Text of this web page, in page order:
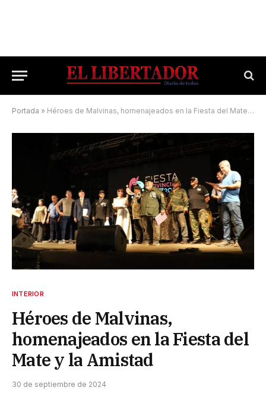
Portada » Héroes de Malvinas, homenajeados en la Fiesta del Mate y la Amistad
INTERIOR
Héroes de Malvinas,
homenajeados en la Fiesta del
Mate y la Amistad
30 de septiembre de 2024